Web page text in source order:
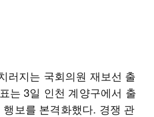
러지는 국회의원 재보선 출
는 3일 인천 계양구에서 출
보를 본격화했다. 경쟁 관